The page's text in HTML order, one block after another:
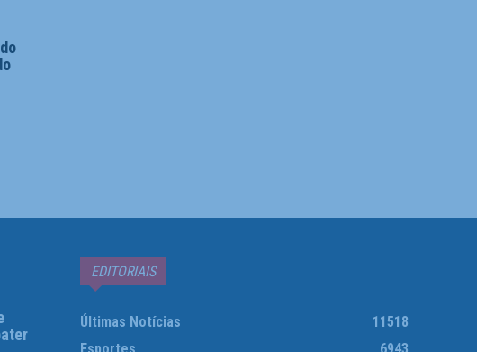
EDITORIAIS
Últimas Notícias
11518